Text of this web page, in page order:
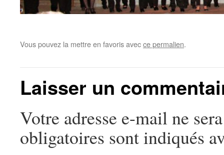
Vous pouvez la mettre en favoris avecce permalien.
Laisser un
Votre adresse e-mail ne
obligatoires sont indiqués